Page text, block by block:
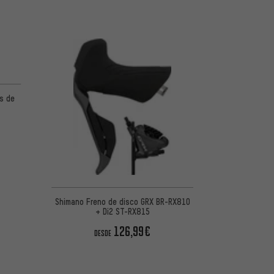
basada en 1 reseñas
de
Shimano Freno de disco GRX BR-RX810
+ Di2 ST-RX815
DESDE 126,99€